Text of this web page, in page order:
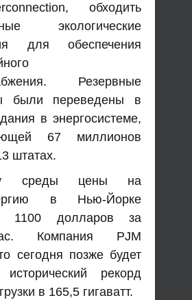
обходить
экологические
для обеспечения
Резервные
были переведены в
в энергосистеме,
67 миллионов
штатах.
среды цены на
в Нью-Йорке
1100 долларов за
час. Компания PJM
сегодня позже будет
рекорд
в 165,5 гигаватт.